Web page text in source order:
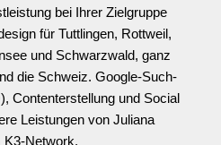
bei Ihrer Ziel­­gruppe
für Tuttlingen, Rottweil,
und Schwarz­wald, ganz
die Schweiz. Google-Such­
Content­­erstellung und Social
Leistungen von Juliana
K3-Network.